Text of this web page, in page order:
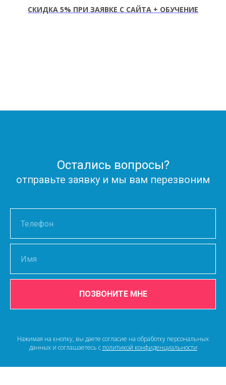
СКИДКА 5% ПРИ ЗАЯВКЕ С САЙТА + ОБУЧЕНИЕ
Остались вопросы?
отправьте заявку и мы вам перезвоним
ПОЗВОНИТЕ МНЕ
Нажимая на кнопку, вы даете согласие на обработку персональных
данных и соглашаетесь c политикой конфиденциальности